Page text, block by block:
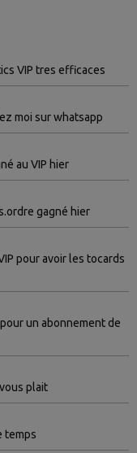
VIP tres efficaces
moi sur whatsapp
au VIP hier
gagné hier
pour avoir les tocards
un abonnement de
plait
temps